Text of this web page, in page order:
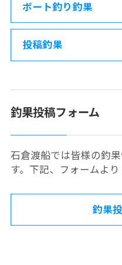
ボート釣り釣果
投稿釣果
釣果投稿フォーム
石倉渡船では皆様の釣
す。下記、フォームよ
釣果